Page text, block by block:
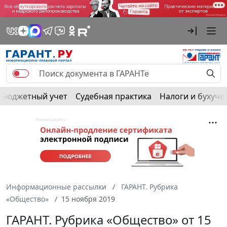
Бюджетный учет Судебная практика Налоги и
Информационные рассылки
ГАРАНТ. Рубрика
«Общество»
15 ноября 2019
ГАРАНТ. Рубрика «Общество» от 15